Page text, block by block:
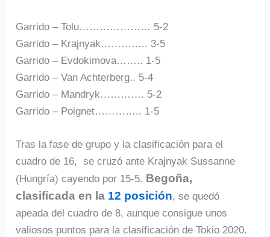
Garrido – Tolu………………… 5-2
Garrido – Krajnyak………….. 3-5
Garrido – Evdokimova…….. 1-5
Garrido – Van Achterberg.. 5-4
Garrido – Mandryk…………. 5-2
Garrido – Poignet………….. 1-5
Tras la fase de grupo y la clasificación para el
cuadro de 16, se cruzó ante Krajnyak Sussanne
(Hungría) cayendo por 15-5. Begoña,
clasificada en la 12 posición, se quedó
apeada del cuadro de 8, aunque consigue unos
valiosos puntos para la clasificación de Tokio 2020.